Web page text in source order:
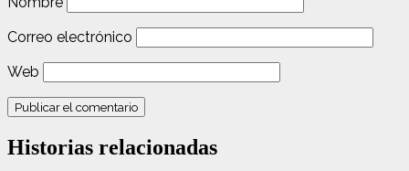
Correo electrónico
Web
Historias relacionadas